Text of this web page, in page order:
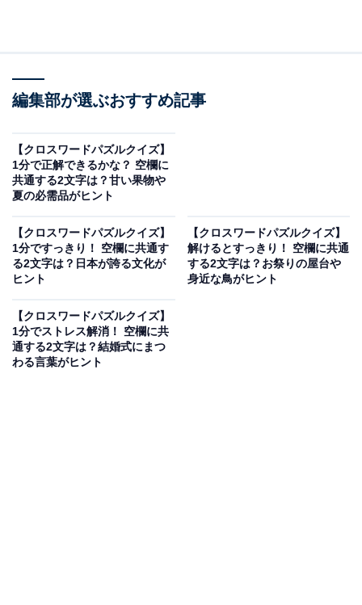
・き □ ろ（縦の言葉）
想させる「色」の名前です。
あわせて読みたい
ス解消！ 空欄に共通する2文字は？ 結婚式に
まつわる言葉がヒント
次ページ
編集部が選ぶおすすめ記事
【クロスワードパズルクイズ】
1分で正解できるかな？ 空欄に
共通する2文字は？甘い果物や
夏の必需品がヒント
【クロスワードパズルクイズ】
1分ですっきり！ 空欄に共通す
る2文字は？日本が誇る文化が
ヒント
【クロスワードパズルクイズ】
解けるとすっきり！ 空欄に共通
する2文字は？お祭りの屋台や
身近な鳥がヒント
【クロスワードパズルクイズ】
1分でストレス解消！ 空欄に共
通する2文字は？結婚式にまつ
わる言葉がヒント